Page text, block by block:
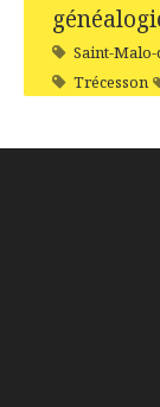
Saint-
Trécesson